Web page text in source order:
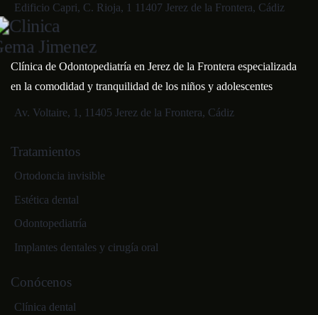
Edificio Capri, C. Rioja, 1 11407 Jerez de la Frontera, Cádiz
Clínica de Odontopediatría en Jerez de la Frontera especializada
en la comodidad y tranquilidad de los niños y adolescentes
Av. Voltaire, 1, 11405 Jerez de la Frontera, Cádiz
Tratamientos
Ortodoncia invisible
Estética dental
Odontopediatría
Implantes dentales y cirugía oral
Conócenos
Clínica dental